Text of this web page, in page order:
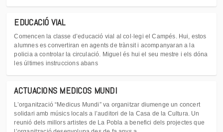
EDUCACIÓ VIAL
Comencen la classe d’educació vial al col·legi el Campés. Hui, estos
alumnes es convertiran en agents de trànsit i acompanyaran a la
policia a controlar la circulació. Miguel és hui el seu mestre i els dóna
les últimes instruccions abans
ACTUACIONS MEDICOS MUNDI
L’organització “Medicus Mundi” va organitzar diumenge un concert
solidari amb músics locals a l’auditori de la Casa de la Cultura. Un
reunió dels millors artistes de La Pobla a benefici dels projectes que